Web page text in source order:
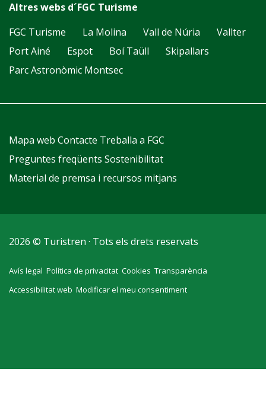
Altres webs d´FGC Turisme
FGC Turisme
La Molina Vall de Núria
Vallter
Port Ainé
Espot Boí Taüll
Skipallars
Parc Astronòmic Montsec
Mapa web Contacte Treballa a FGC
Preguntes freqüents Sostenibilitat
Material de premsa i recursos mitjans
2026 © Turistren · Tots els drets reservats
Avís legal Política de privacitat Cookies Transparència
Accessibilitat web Modificar el meu consentiment